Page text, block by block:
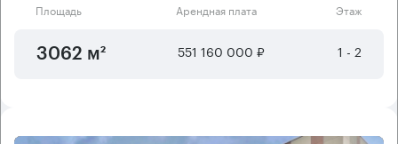
Площадь Арендная плата Этаж
3062 м² 551 160 000 ₽ 1 - 2